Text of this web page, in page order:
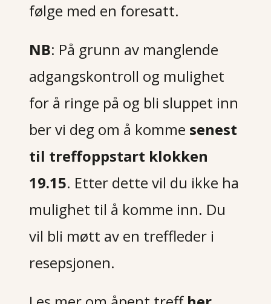
følge med en foresatt.
NB: På grunn av manglende
adgangskontroll og mulighet
for å ringe på og bli sluppet inn
ber vi deg om å komme senest
til treffoppstart klokken
19.15. Etter dette vil du ikke ha
mulighet til å komme inn. Du
vil bli møtt av en treffleder i
resepsjonen.